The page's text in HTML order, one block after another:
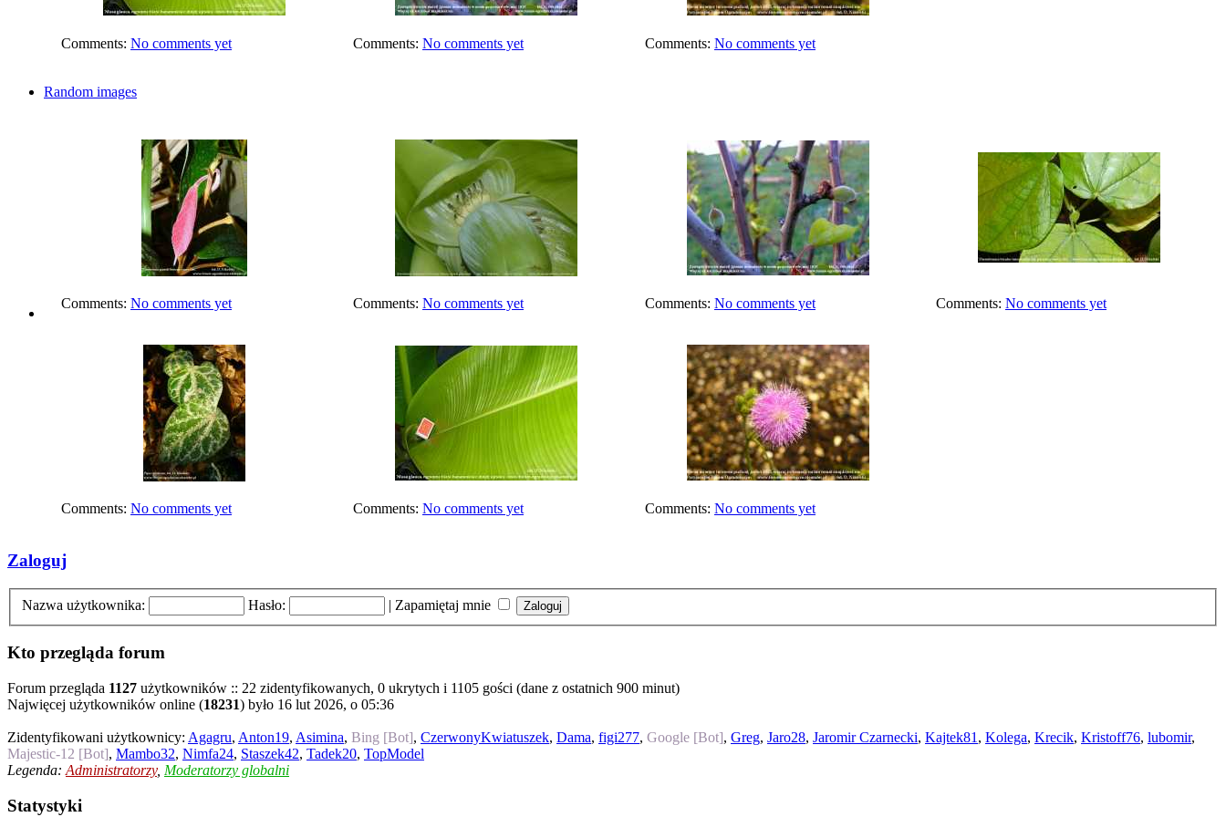
Comments: No comments yet Comments: No comments yet Comments: No comments yet
Random images
Comments: No comments yet Comments: No comments yet Comments: No comments yet Comments: No comments yet
Comments: No comments yet Comments: No comments yet Comments: No comments yet
Zaloguj
Nazwa użytkownika: Hasło: | Zapamiętaj mnie
Kto przegląda forum
Forum przegląda 1127 użytkowników :: 22 zidentyfikowanych, 0 ukrytych i 1105 gości (dane z ostatnich 900 minut)
Najwięcej użytkowników online (18231) było 16 lut 2026, o 05:36
Zidentyfikowani użytkownicy: Agagru, Anton19, Asimina, Bing [Bot], CzerwonyKwiatuszek, Dama, figi277, Google [Bot], Greg, Jaro28, Jaromir Czarnecki, Kajtek81 , Kolega, Krecik, Kristoff76, lubomir,
Majestic-12 [Bot], Mambo32, Nimfa24, Staszek42, Tadek20, TopModel
Legenda: Administratorzy, Moderatorzy globalni
Statystyki